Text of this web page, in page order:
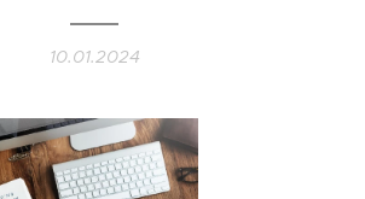
10.01.2024